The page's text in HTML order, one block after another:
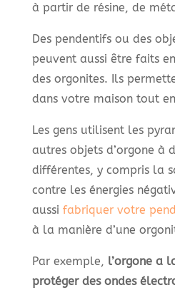
à partir de résine, de
Des pendentifs ou des
peuvent aussi être faits
des orgonites. Ils
dans votre maison tout
Les gens utilisent les
autres objets d’orgone à
différentes, y compris la
contre les énergies
aussi fabriquer votre
à la manière d’une
Par exemple, l’orgone a
protéger des ondes